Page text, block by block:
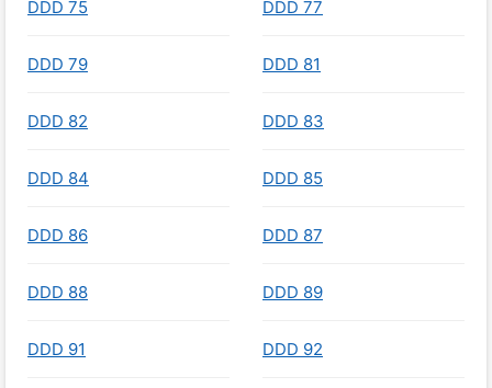
DDD 75 DDD 77
DDD 79 DDD 81
DDD 82 DDD 83
DDD 84 DDD 85
DDD 86 DDD 87
DDD 88 DDD 89
DDD 91 DDD 92